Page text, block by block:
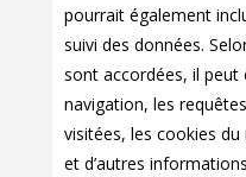
pourrait également
suivi des données.
sont accordées, il peut
navigation, les
visitées, les cookies
et d’autres